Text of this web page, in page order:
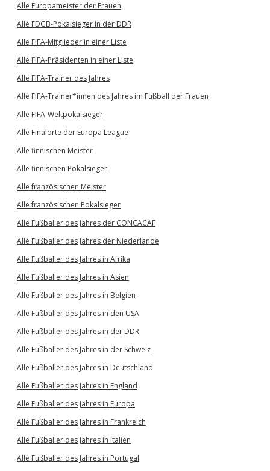
Alle Europameister der Frauen
Alle FDGB-Pokalsieger in der DDR
Alle FIFA-Mitglieder in einer Liste
Alle FIFA-Präsidenten in einer Liste
Alle FIFA-Trainer des Jahres
Alle FIFA-Trainer*innen des Jahres im Fußball der Frauen
Alle FIFA-Weltpokalsieger
Alle Finalorte der Europa League
Alle finnischen Meister
Alle finnischen Pokalsieger
Alle französischen Meister
Alle französischen Pokalsieger
Alle Fußballer des Jahres der CONCACAF
Alle Fußballer des Jahres der Niederlande
Alle Fußballer des Jahres in Afrika
Alle Fußballer des Jahres in Asien
Alle Fußballer des Jahres in Belgien
Alle Fußballer des Jahres in den USA
Alle Fußballer des Jahres in der DDR
Alle Fußballer des Jahres in der Schweiz
Alle Fußballer des Jahres in Deutschland
Alle Fußballer des Jahres in England
Alle Fußballer des Jahres in Europa
Alle Fußballer des Jahres in Frankreich
Alle Fußballer des Jahres in Italien
Alle Fußballer des Jahres in Portugal